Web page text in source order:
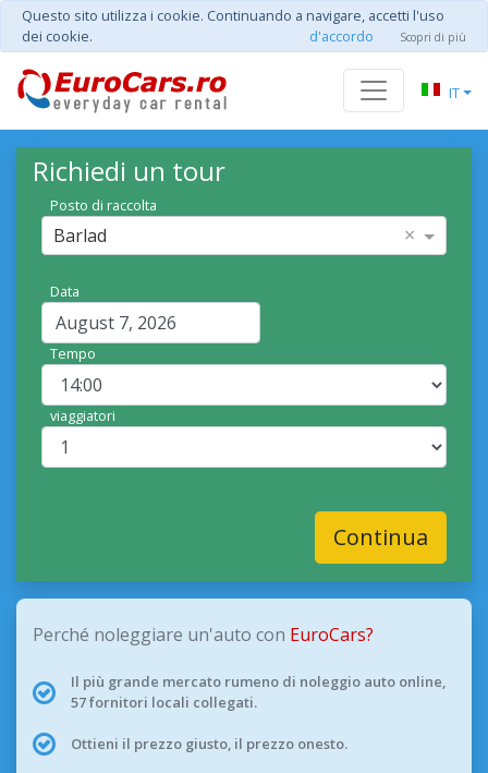
Questo sito utilizza i cookie. Continuando a navigare, accetti l'uso
dei cookie.
d'accordo Scopri di più
IT
Richiedi un tour
Posto di raccolta
Barlad ×
Data
Tempo
viaggiatori
Continua
Perché noleggiare un'auto con EuroCars?
Il più grande mercato rumeno di noleggio auto online,
57 fornitori locali collegati.
Ottieni il prezzo giusto, il prezzo onesto.